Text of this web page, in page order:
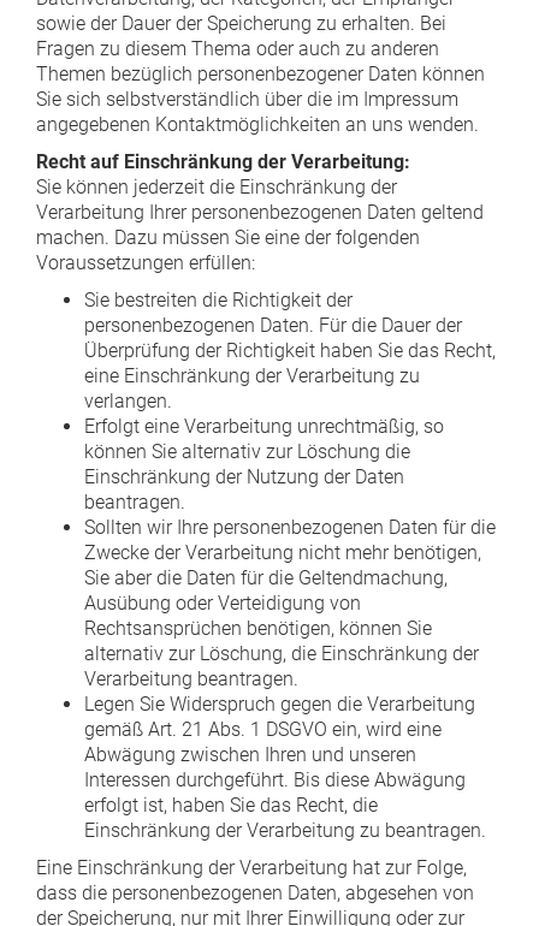
sowie der Dauer der Speicherung zu erhalten. Bei
Fragen zu diesem Thema oder auch zu anderen
Themen bezüglich personenbezogener Daten können
Sie sich selbstverständlich über die im Impressum
angegebenen Kontaktmöglichkeiten an uns wenden.
Recht auf Einschränkung der Verarbeitung:
Sie können jederzeit die Einschränkung der
Verarbeitung Ihrer personenbezogenen Daten geltend
machen. Dazu müssen Sie eine der folgenden
Voraussetzungen erfüllen:
Sie bestreiten die Richtigkeit der
personenbezogenen Daten. Für die Dauer der
Überprüfung der Richtigkeit haben Sie das Recht,
eine Einschränkung der Verarbeitung zu
verlangen.
Erfolgt eine Verarbeitung unrechtmäßig, so
können Sie alternativ zur Löschung die
Einschränkung der Nutzung der Daten
beantragen.
Sollten wir Ihre personenbezogenen Daten für die
Zwecke der Verarbeitung nicht mehr benötigen,
Sie aber die Daten für die Geltendmachung,
Ausübung oder Verteidigung von
Rechtsansprüchen benötigen, können Sie
alternativ zur Löschung, die Einschränkung der
Verarbeitung beantragen.
Legen Sie Widerspruch gegen die Verarbeitung
gemäß Art. 21 Abs. 1 DSGVO ein, wird eine
Abwägung zwischen Ihren und unseren
Interessen durchgeführt. Bis diese Abwägung
erfolgt ist, haben Sie das Recht, die
Einschränkung der Verarbeitung zu beantragen.
Eine Einschränkung der Verarbeitung hat zur Folge,
dass die personenbezogenen Daten, abgesehen von
der Speicherung, nur mit Ihrer Einwilligung oder zur